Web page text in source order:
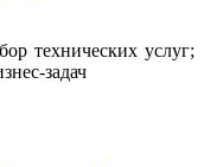
технических услуг;
задач